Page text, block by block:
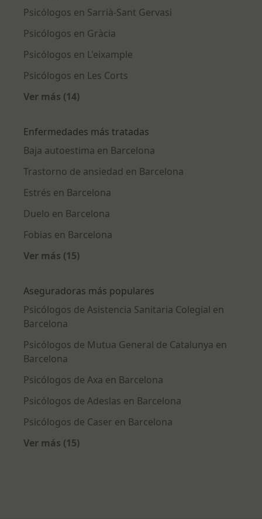
Psicólogos en Sarrià-Sant Gervasi
Psicólogos en Gràcia
Psicólogos en L'eixample
Psicólogos en Les Corts
Ver más (14)
Enfermedades más tratadas
Baja autoestima en Barcelona
Trastorno de ansiedad en Barcelona
Estrés en Barcelona
Duelo en Barcelona
Fobias en Barcelona
Ver más (15)
Aseguradoras más populares
Psicólogos de Asistencia Sanitaria Colegial en
Barcelona
Psicólogos de Mutua General de Catalunya en
Barcelona
Psicólogos de Axa en Barcelona
Psicólogos de Adeslas en Barcelona
Psicólogos de Caser en Barcelona
Ver más (15)